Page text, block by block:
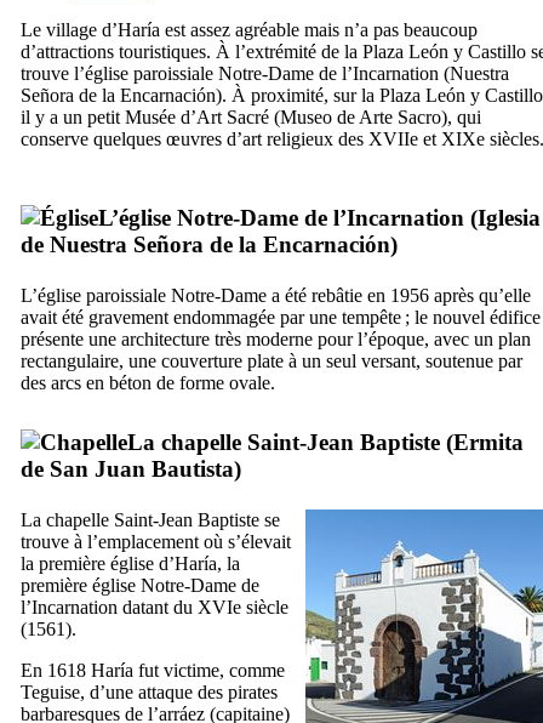
Le village d’Haría est assez agréable mais n’a pas beaucoup
d’attractions touristiques. À l’extrémité de la Plaza León y Castillo
trouve l’église paroissiale Notre-Dame de l’Incarnation (Nuestra
Señora de la Encarnación). À proximité, sur la Plaza León y Castillo
il y a un petit Musée d’Art Sacré (Museo de Arte Sacro), qui
conserve quelques œuvres d’art religieux des XVIIe et XIXe siècles.
L’église Notre-Dame de l’Incarnation (Iglesia
de Nuestra Señora de la Encarnación)
L’église paroissiale Notre-Dame a été rebâtie en 1956 après qu’elle
avait été gravement endommagée par une tempête ; le nouvel édifice
présente une architecture très moderne pour l’époque, avec un plan
rectangulaire, une couverture plate à un seul versant, soutenue par
des arcs en béton de forme ovale.
La chapelle Saint-Jean Baptiste (Ermita
de San Juan Bautista)
La chapelle Saint-Jean Baptiste se
trouve à l’emplacement où s’élevait
la première église d’Haría, la
première église Notre-Dame de
l’Incarnation datant du XVIe siècle
(1561).
En 1618 Haría fut victime, comme
Teguise, d’une attaque des pirates
barbaresques de l’arráez (capitaine)